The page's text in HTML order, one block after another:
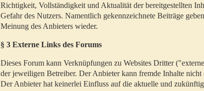
Richtigkeit, Vollständigkeit und Aktualität der bereitgestellten
Gefahr des Nutzers. Namentlich gekennzeichnete Beiträge
Meinung des Anbieters wieder.
§ 3 Externe Links des Forums
Dieses Forum kann Verknüpfungen zu Websites Dritter
der jeweiligen Betreiber. Der Anbieter kann fremde Inhalte
Der Anbieter hat keinerlei Einfluss auf die aktuelle und